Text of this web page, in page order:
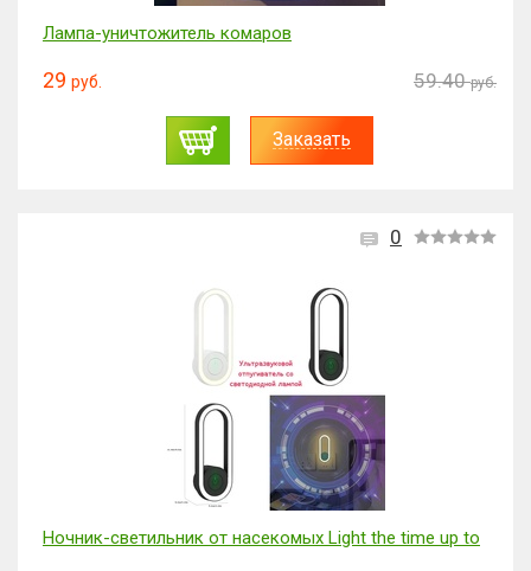
Лампа-уничтожитель комаров
29 руб. 59.40 руб.
Заказать
0
Ночник-светильник от насекомых Light the time up to